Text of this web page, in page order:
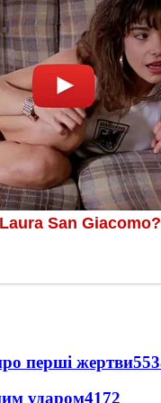
перші жертви
ударом4172